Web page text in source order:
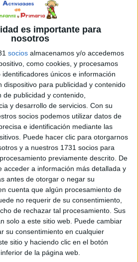
es importante para
nosotros
socios almacenamos y/o accedemos
como cookies, y procesamos
únicos e información
dispositivo para publicidad y contenido
publicidad y contenido,
y desarrollo de servicios. Con su
socios podemos utilizar datos de
e identificación mediante las
Puede hacer clic para otorgarnos
y a nuestros 1731 socios para
previamente descrito. De
acceder a información más detallada y
antes de otorgar o negar su
cuenta que algún procesamiento de
no requerir de su consentimiento,
de rechazar tal procesamiento. Sus
solo a este sitio web. Puede cambiar
su consentimiento en cualquier
sitio y haciendo clic en el botón
de la página web.
lo procesen mentalmente para
Esto ayuda a desarrollar
comprensión auditiva y a mejorar la
y seguir instrucciones.
Los dictados son una
que los estudiantes practiquen la
y mejoren su letra, su velocidad y
Los dictados también
la gramática, ya que los
aplicar las reglas gramaticales
y oraciones completas.
son una actividad muy valiosa
la gramática y la comprensión
de primaria. Además, también
de fomentar la atención, la
a mano.